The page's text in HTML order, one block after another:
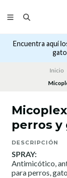
Encuentra aquí
Inicio
perros y
DESCRIPCIÓN
SPRAY:
Antimicótico,
para perros,